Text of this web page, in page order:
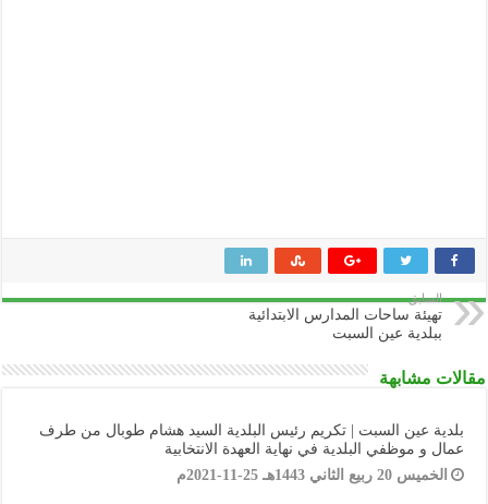
السابق
تهيئة ساحات المدارس الابتدائية
ببلدية عين السبت
مقالات مشابهة
بلدية عين السبت | تكريم رئيس البلدية السيد هشام طوبال من طرف
عمال و موظفي البلدية في نهاية العهدة الانتخابية
الخميس 20 ربيع الثاني 1443هـ 25-11-2021م